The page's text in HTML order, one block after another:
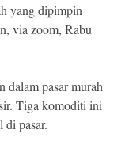
yang dipimpin
via zoom, Rabu
dalam pasar murah
Tiga komoditi ini
pasar.